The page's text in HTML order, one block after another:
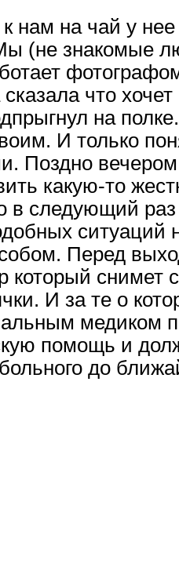
к нам на чай у
(не знакомые
что
на
И только
Поздно
какую-то
в следующий
ситуаций
Перед
который снимет
И за те о
медиком
помощь и
до